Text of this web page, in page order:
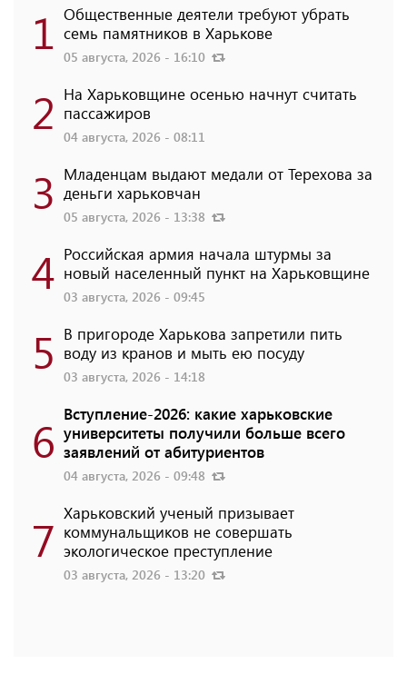
1 Общественные деятели требуют убрать
семь памятников в Харькове
05 августа, 2026 - 16:10
2 На Харьковщине осенью начнут считать
пассажиров
04 августа, 2026 - 08:11
3 Младенцам выдают медали от Терехова за
деньги харьковчан
05 августа, 2026 - 13:38
4 Российская армия начала штурмы за
новый населенный пункт на Харьковщине
03 августа, 2026 - 09:45
5 В пригороде Харькова запретили пить
воду из кранов и мыть ею посуду
03 августа, 2026 - 14:18
6 Вступление-2026: какие харьковские
университеты получили больше всего
заявлений от абитуриентов
04 августа, 2026 - 09:48
7 Харьковский ученый призывает
коммунальщиков не совершать
экологическое преступление
03 августа, 2026 - 13:20